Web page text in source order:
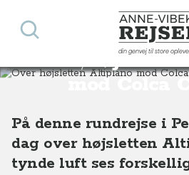
Anne-Vibeke
din genvej til store
Søg
Over
mod Colca
Destinationer Sydamerika Peru Over højsletten
På denne rundrejse i
dag over højsletten
tynde luft ses